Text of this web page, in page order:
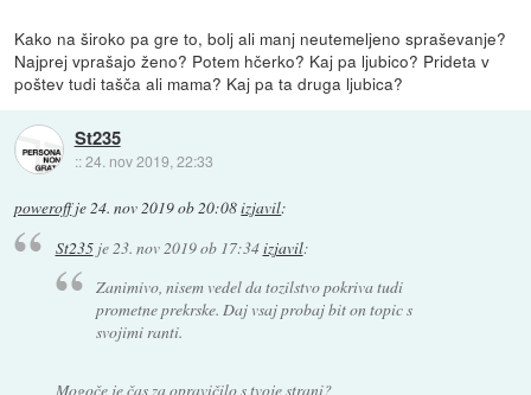
Kako na široko pa gre to, bolj ali manj neutemeljeno spraševanje?
Najprej vprašajo ženo? Potem hčerko? Kaj pa ljubico? Prideta v
poštev tudi tašča ali mama? Kaj pa ta druga ljubica?
St235
::24. nov 2019, 22:33
poweroffje24. nov 2019 ob 20:08izjavil:
St235je23. nov 2019 ob 17:34izjavil:
Zanimivo, nisem vedel da tozilstvo pokriva tudi
prometne prekrske. Daj vsaj probaj bit on topic s
svojimi ranti.
Mogoče je čas za opravičilo s tvoje strani?